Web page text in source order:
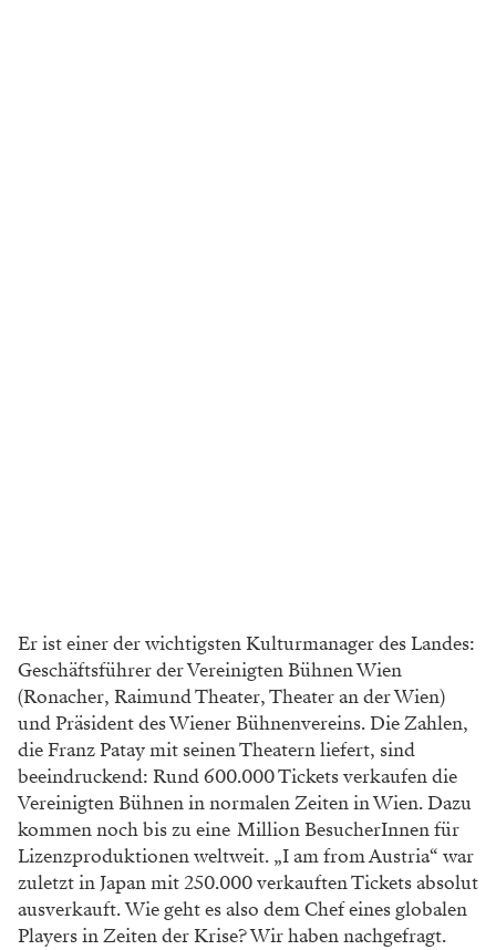
Er ist einer der wichtigsten Kulturmanager des Landes:
Geschäftsführer der Vereinigten Bühnen Wien
(Ronacher, Raimund Theater, Theater an der Wien)
und Präsident des Wiener Bühnenvereins. Die Zahlen,
die Franz Patay mit seinen Theatern liefert, sind
beeindruckend: Rund 600.000 Tickets verkaufen die
Vereinigten Bühnen in normalen Zeiten in Wien. Dazu
kommen noch bis zu eine Million BesucherInnen für
Lizenzproduktionen weltweit. „I am from Austria“ war
zuletzt in Japan mit 250.000 verkauften Tickets absolut
ausverkauft. Wie geht es also dem Chef eines globalen
Players in Zeiten der Krise? Wir haben nachgefragt.